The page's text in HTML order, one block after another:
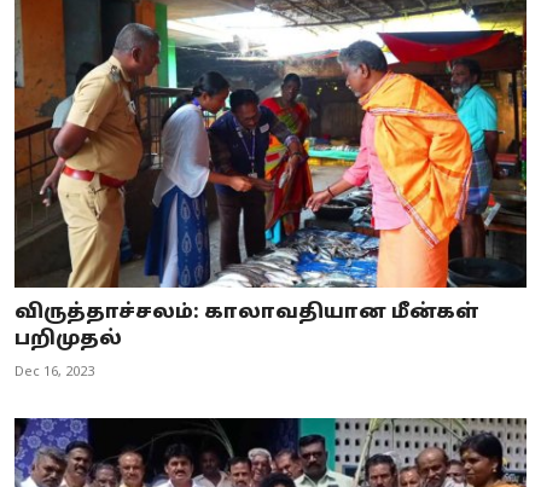
விருத்தாச்சலம்: காலாவதியான மீன்கள்
பறிமுதல்
Dec 16, 2023